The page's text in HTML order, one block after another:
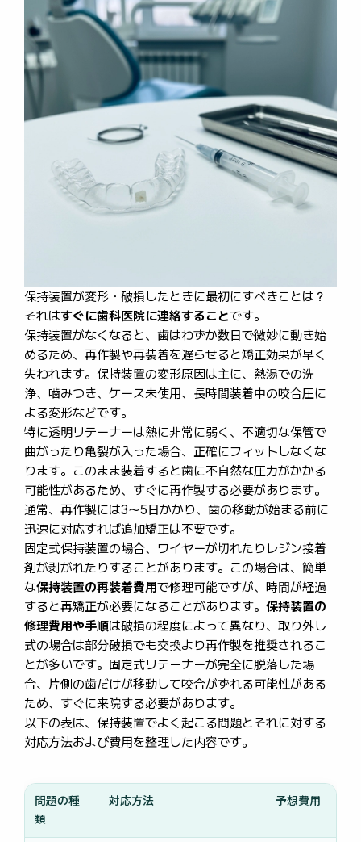
保持装置が変形・破損したときに最初にすべきことは？
それはすぐに歯科医院に連絡することです。
保持装置がなくなると、歯はわずか数日で微妙に動き始
めるため、再作製や再装着を遅らせると矯正効果が早く
失われます。保持装置の変形原因は主に、熱湯での洗
浄、噛みつき、ケース未使用、長時間装着中の咬合圧に
よる変形などです。
特に透明リテーナーは熱に非常に弱く、不適切な保管で
曲がったり亀裂が入った場合、正確にフィットしなくな
ります。このまま装着すると歯に不自然な圧力がかかる
可能性があるため、すぐに再作製する必要があります。
通常、再作製には3～5日かかり、歯の移動が始まる前に
迅速に対応すれば追加矯正は不要です。
固定式保持装置の場合、ワイヤーが切れたりレジン接着
剤が剥がれたりすることがあります。この場合は、簡単
な保持装置の再装着費用で修理可能ですが、時間が経過
すると再矯正が必要になることがあります。 保持装置の
修理費用や手順は破損の程度によって異なり、取り外し
式の場合は部分破損でも交換より再作製を推奨されるこ
とが多いです。固定式リテーナーが完全に脱落した場
合、片側の歯だけが移動して咬合がずれる可能性がある
ため、すぐに来院する必要があります。
以下の表は、保持装置でよく起こる問題とそれに対する
対応方法および費用を整理した内容です。
問題の種
類
対応方法 予想費用